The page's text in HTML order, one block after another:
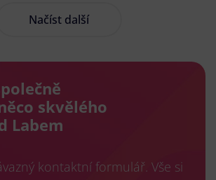
Načíst další
skvělého
Labem
kontaktní formulář. Vše si